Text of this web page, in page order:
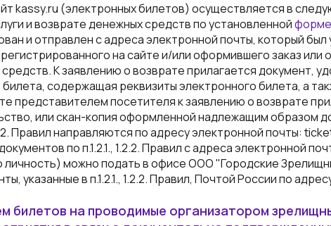
kassy.ru (электронных билетов) осуществляется в
и возврате денежных средств по установленнойформе
и отправлен с адреса электронной почты, который
на сайте и/или оформившего заказ или
К заявлению о возврате прилагается документ,
содержащая реквизиты электронного билета, а
представителем посетителя к заявлению о возврате
или скан-копия оформленной надлежащим образом
Правилнаправляются по адресу электронной почты:
по п.1.2.1., 1.2.2.Правилс адреса электронной
можно подать в офисе ООО "Городские
указанные в п.1.2.1., 1.2.2.Правил, Почтой России по
билетов на проводимые организатором